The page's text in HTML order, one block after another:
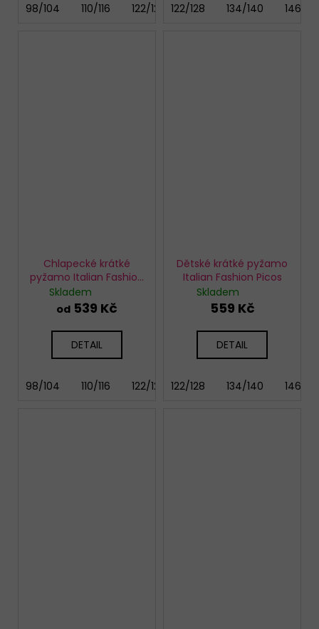
98/104 110/116 122/128 134/140
122/128 134/140 146/
Chlapecké krátké
pyžamo Italian Fashion
Anatre
Skladem
od 539 Kč
DETAIL
98/104 110/116 122/128 134/140 146/152
Dětské krátké pyžamo
Italian Fashion Picos
Skladem
559 Kč
DETAIL
122/128 134/140 146/